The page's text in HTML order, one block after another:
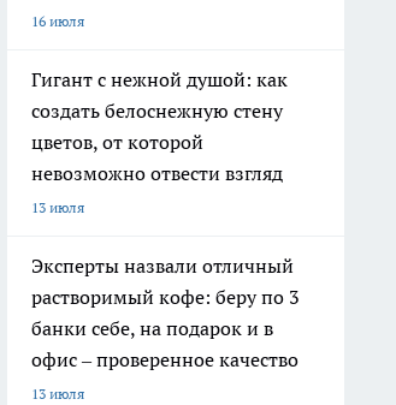
16 июля
Гигант с нежной душой: как
создать белоснежную стену
цветов, от которой
невозможно отвести взгляд
13 июля
Эксперты назвали отличный
растворимый кофе: беру по 3
банки себе, на подарок и в
офис – проверенное качество
13 июля